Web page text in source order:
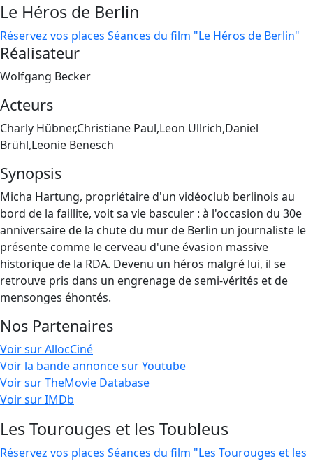
Le Héros de Berlin
Réservez vos places Séances du film "Le Héros de Berlin"
Réalisateur
Wolfgang Becker
Acteurs
Charly Hübner,Christiane Paul,Leon Ullrich,Daniel
Brühl,Leonie Benesch
Synopsis
Micha Hartung, propriétaire d'un vidéoclub berlinois au
bord de la faillite, voit sa vie basculer : à l'occasion du 30e
anniversaire de la chute du mur de Berlin un journaliste le
présente comme le cerveau d'une évasion massive
historique de la RDA. Devenu un héros malgré lui, il se
retrouve pris dans un engrenage de semi-vérités et de
mensonges éhontés.
Nos Partenaires
Voir sur AllocCiné
Voir la bande annonce sur Youtube
Voir sur TheMovie Database
Voir sur IMDb
Les Tourouges et les Toubleus
Réservez vos places Séances du film "Les Tourouges et les